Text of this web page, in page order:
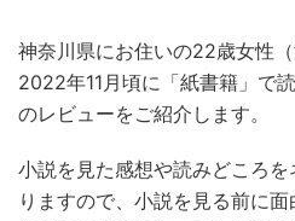
神奈川県にお住いの22歳女性
2022年11月頃に「紙書籍」で
のレビューをご紹介します。
小説を見た感想や読みどころ
りますので、小説を見る前に